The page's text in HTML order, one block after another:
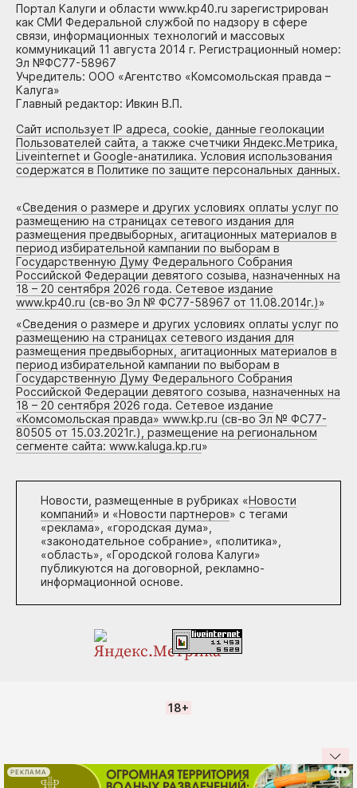
Портал Калуги и области www.kp40.ru зарегистрирован
как СМИ Федеральной службой по надзору в сфере
связи, информационных технологий и массовых
коммуникаций 11 августа 2014 г. Регистрационный номер:
Эл №ФС77-58967
Учредитель: ООО «Агентство «Комсомольская правда –
Калуга»
Главный редактор: Ивкин В.П.
Сайт использует IP адреса, cookie, данные геолокации
Пользователей сайта, а также счетчики Яндекс.Метрика,
Liveinternet и Google-анатилика. Условия использования
содержатся в Политике по защите персональных данных.
«Сведения о размере и других условиях оплаты услуг по
размещению на страницах сетевого издания для
размещения предвыборных, агитационных материалов в
период избирательной кампании по выборам в
Государственную Думу Федерального Собрания
Российской Федерации девятого созыва, назначенных на
18 – 20 сентября 2026 года. Сетевое издание
www.kp40.ru (св-во Эл № ФС77-58967 от 11.08.2014г.)»
«Сведения о размере и других условиях оплаты услуг по
размещению на страницах сетевого издания для
размещения предвыборных, агитационных материалов в
период избирательной кампании по выборам в
Государственную Думу Федерального Собрания
Российской Федерации девятого созыва, назначенных на
18 – 20 сентября 2026 года. Сетевое издание
«Комсомольская правда» www.kp.ru (св-во Эл № ФС77-
80505 от 15.03.2021г.), размещение на региональном
сегменте сайта: www.kaluga.kp.ru»
Новости, размещенные в рубриках «Новости
компаний» и «Новости партнеров» с тегами
«реклама», «городская дума»,
«законодательное собрание», «политика»,
«область», «Городской голова Калуги»
публикуются на договорной, рекламно-
информационной основе.
18+
РЕКЛАМА